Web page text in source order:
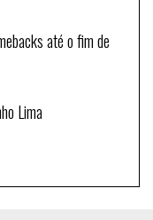
até o fim de
Lima